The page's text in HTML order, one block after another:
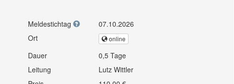
Meldestichtag
07.10.2026
Ort
online
Dauer
0,5 Tage
Leitung
Lutz Wittler